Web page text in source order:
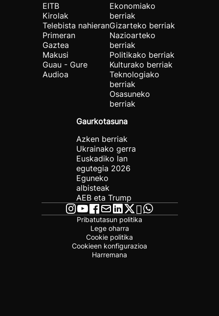
EITB
Kirolak
Telebista nahieran
Primeran
Gaztea
Makusi
Guau - Gure
Audioa
Ekonomiako
berriak
Gizarteko berriak
Nazioarteko
berriak
Politikako berriak
Kulturako berriak
Teknologiako
berriak
Osasuneko
berriak
Gaurkotasuna
Azken berriak
Ukrainako gerra
Euskadiko lan
egutegia 2026
Eguneko
albisteak
AEB eta Trump
Pribatutasun politika
Lege oharra
Cookie politika
Cookieen konfigurazioa
Harremana